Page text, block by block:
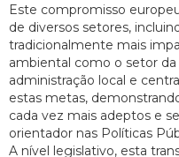
Este compromisso
de diversos setores,
tradicionalmente mais
ambiental como o setor
administração local e
estas metas,
cada vez mais adeptos e
orientador nas Políticas
A nível legislativo, esta